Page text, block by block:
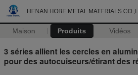
HENAN HOBE METAL MATERIALS
Maison Produits Vidéos
3 séries allient les cercles en
pour des autocuiseurs/étirant des